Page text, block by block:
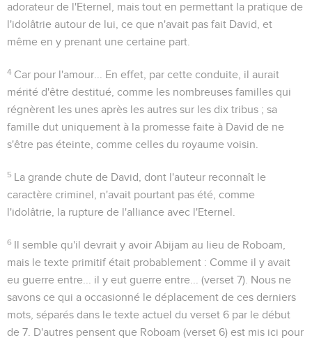
adorateur de l'Eternel, mais tout en permettant la pratique de
l'idolâtrie autour de lui, ce que n'avait pas fait David, et
même en y prenant une certaine part.
4 Car pour l'amour...
En effet, par cette conduite, il aurait
mérité d'être destitué, comme les nombreuses familles qui
régnèrent les unes après les autres sur les dix tribus ; sa
famille dut uniquement à la promesse faite à David de ne
s'être pas éteinte, comme celles du royaume voisin.
5 La grande chute de David, dont l'auteur reconnaît le
caractère criminel, n'avait pourtant pas été, comme
l'idolâtrie, la rupture de l'alliance avec l'Eternel.
6 Il semble qu'il devrait y avoir Abijam au lieu de Roboam,
mais le texte primitif était probablement : Comme il y avait
eu guerre entre... il y eut guerre entre...
(verset 7). Nous ne
savons ce qui a occasionné le déplacement de ces derniers
mots, séparés dans le texte actuel du verset 6 par le début
de 7. D'autres pensent que Roboam (verset 6) est mis ici pour